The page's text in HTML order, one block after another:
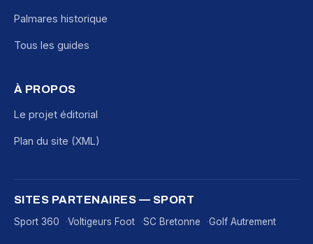
Palmares historique
Tous les guides
À PROPOS
Le projet éditorial
Plan du site (XML)
SITES PARTENAIRES — SPORT
Sport 360 Voltigeurs Foot SC Bretonne Golf Autrement